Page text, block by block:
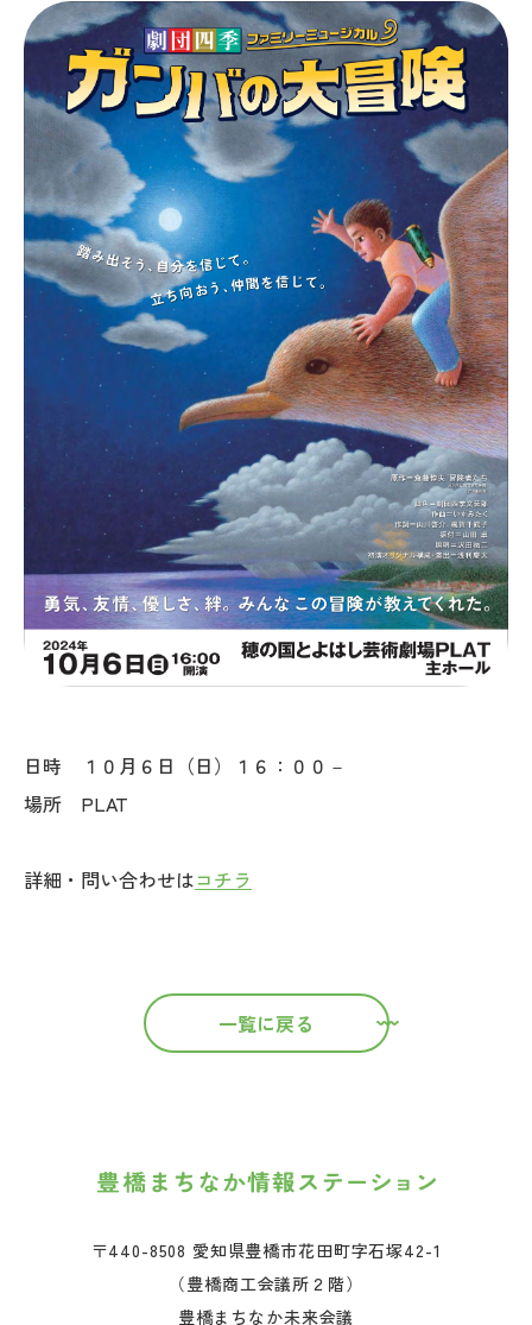
日時 １０月６日（日）１６：００－
場所 PLAT
詳細・問い合わせはコチラ
一覧に戻る
〒440-8508 愛知県豊橋市花田町字石塚42-1
（豊橋商工会議所２階）
豊橋まちなか未来会議